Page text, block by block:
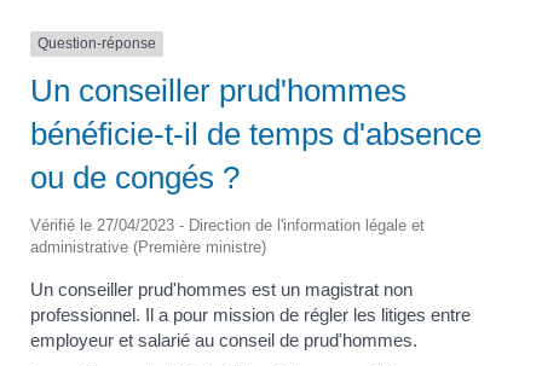
Question-réponse
Un conseiller prud'hommes
bénéficie-t-il de temps d'absence
ou de congés ?
Vérifié le 27/04/2023 - Direction de l'information légale et
administrative (Première ministre)
Un conseiller prud'hommes est un magistrat non
professionnel. Il a pour mission de régler les litiges entre
employeur et salarié au conseil de prud'hommes.